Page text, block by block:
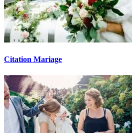
Citation Mariage